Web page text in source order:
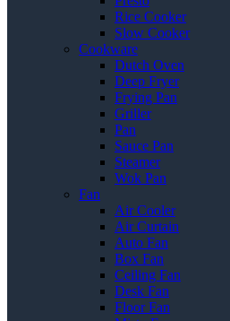
Rice Cooker
Slow Cooker
Cookware
Dutch Oven
Deep Fryer
Frying Pan
Griller
Pan
Sauce Pan
Steamer
Wok Pan
Fan
Air Cooler
Air Curtain
Auto Fan
Box Fan
Ceiling Fan
Desk Fan
Floor Fan